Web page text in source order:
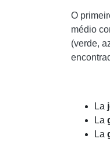
O
médio
(verde,
La
La
La